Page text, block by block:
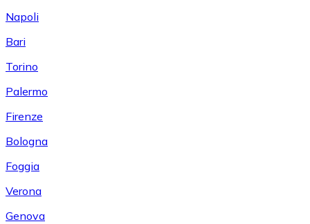
Napoli
Bari
Torino
Palermo
Firenze
Bologna
Foggia
Verona
Genova